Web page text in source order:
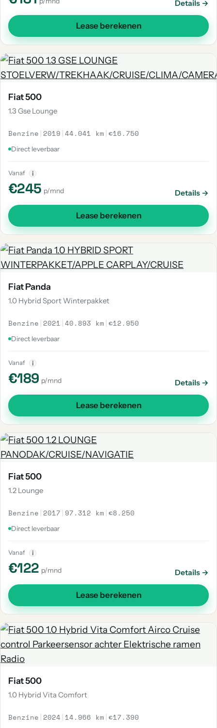
Details →
Lease berekenen
Fiat 500
1.3 Gse Lounge
Benzine | 2019 |44.041 km |€16.750
Direct leverbaar
Vanaf i
€245 p/mnd Details →
Lease berekenen
Fiat Panda
1.0 Hybrid Sport Winterpakket
Benzine | 2021 |40.893 km |€12.950
Direct leverbaar
Vanaf i
€189 p/mnd Details →
Lease berekenen
Fiat 500
1.2 Lounge
Benzine | 2017 | 97.312 km |€8.250
Direct leverbaar
Vanaf i
€122 p/mnd Details →
Lease berekenen
Fiat 500
1.0 Hybrid Vita Comfort
Benzine | 2024 | 14.966 km |€17.390